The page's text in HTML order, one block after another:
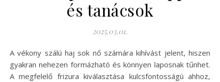
és tanácsok
2025.03.01.
A vékony szálú haj sok nő számára kihívást jelent, hiszen
gyakran nehezen formázható és könnyen laposnak tűnhet.
A megfelelő frizura kiválasztása kulcsfontosságú ahhoz,